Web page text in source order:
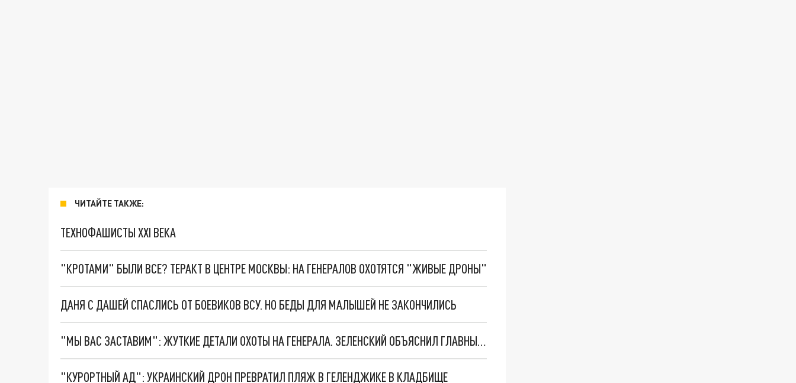
ЧИТАЙТЕ ТАКЖЕ:
ТЕХНОФАШИСТЫ XXI ВЕКА
"КРОТАМИ" БЫЛИ ВСЕ? ТЕРАКТ В ЦЕНТРЕ МОСКВЫ: НА ГЕНЕРАЛОВ ОХОТЯТСЯ "ЖИВЫЕ ДРОНЫ"
ДАНЯ С ДАШЕЙ СПАСЛИСЬ ОТ БОЕВИКОВ ВСУ. НО БЕДЫ ДЛЯ МАЛЫШЕЙ НЕ ЗАКОНЧИЛИСЬ
"МЫ ВАС ЗАСТАВИМ": ЖУТКИЕ ДЕТАЛИ ОХОТЫ НА ГЕНЕРАЛА. ЗЕЛЕНСКИЙ ОБЪЯСНИЛ ГЛАВНЫЙ СМЫСЛ ТЕРАКТА В ЦЕНТРЕ МОСКВЫ
"КУРОРТНЫЙ АД": УКРАИНСКИЙ ДРОН ПРЕВРАТИЛ ПЛЯЖ В ГЕЛЕНДЖИКЕ В КЛАДБИЩЕ